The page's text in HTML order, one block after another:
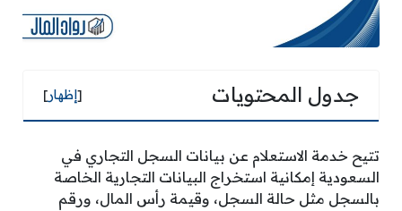
جدول المحتويات [إظهار]
تتيح خدمة الاستعلام عن بيانات السجل التجاري في
السعودية إمكانية استخراج البيانات التجارية الخاصة
بالسجل مثل حالة السجل، وقيمة رأس المال، ورقم